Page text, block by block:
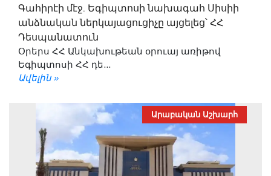
Գահիրէի մէջ. Եգիպտոսի նախագահ Սիսիի
անձնական ներկայացուցիչը այցելեց՝ ՀՀ
Դեսպանատուն
Օրերս ՀՀ Անկախութեան օրուայ առիթով
Եգիպտոսի ՀՀ դե...
Ավելին »
Արաբական Աշխարհ